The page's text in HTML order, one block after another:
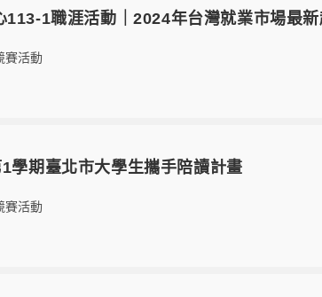
113-1職涯活動｜2024年台灣就業市場最
賽活動
學期臺北市大學生攜手陪讀計畫
賽活動